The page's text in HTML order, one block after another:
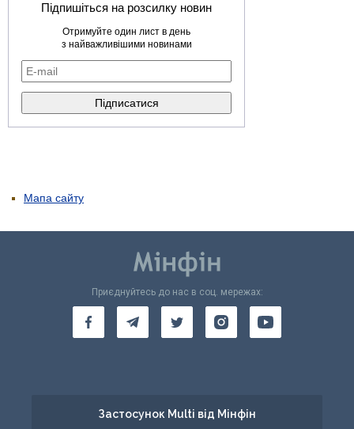
Підпишіться на розсилку новин
Отримуйте один лист в день
з найважливішими новинами
Мапа сайту
Приєднуйтесь до нас в соц. мережах:
Застосунок Multi від Мінфін